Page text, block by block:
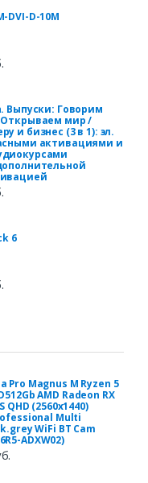
DVI-D-10M
Выпуски: Говорим
Открываем мир /
и бизнес (3 в 1): эл.
активациями и
6
Pro Magnus M Ryzen 5
AMD Radeon RX
QHD (2560x1440)
Multi
WiFi BT Cam
ADXW02)